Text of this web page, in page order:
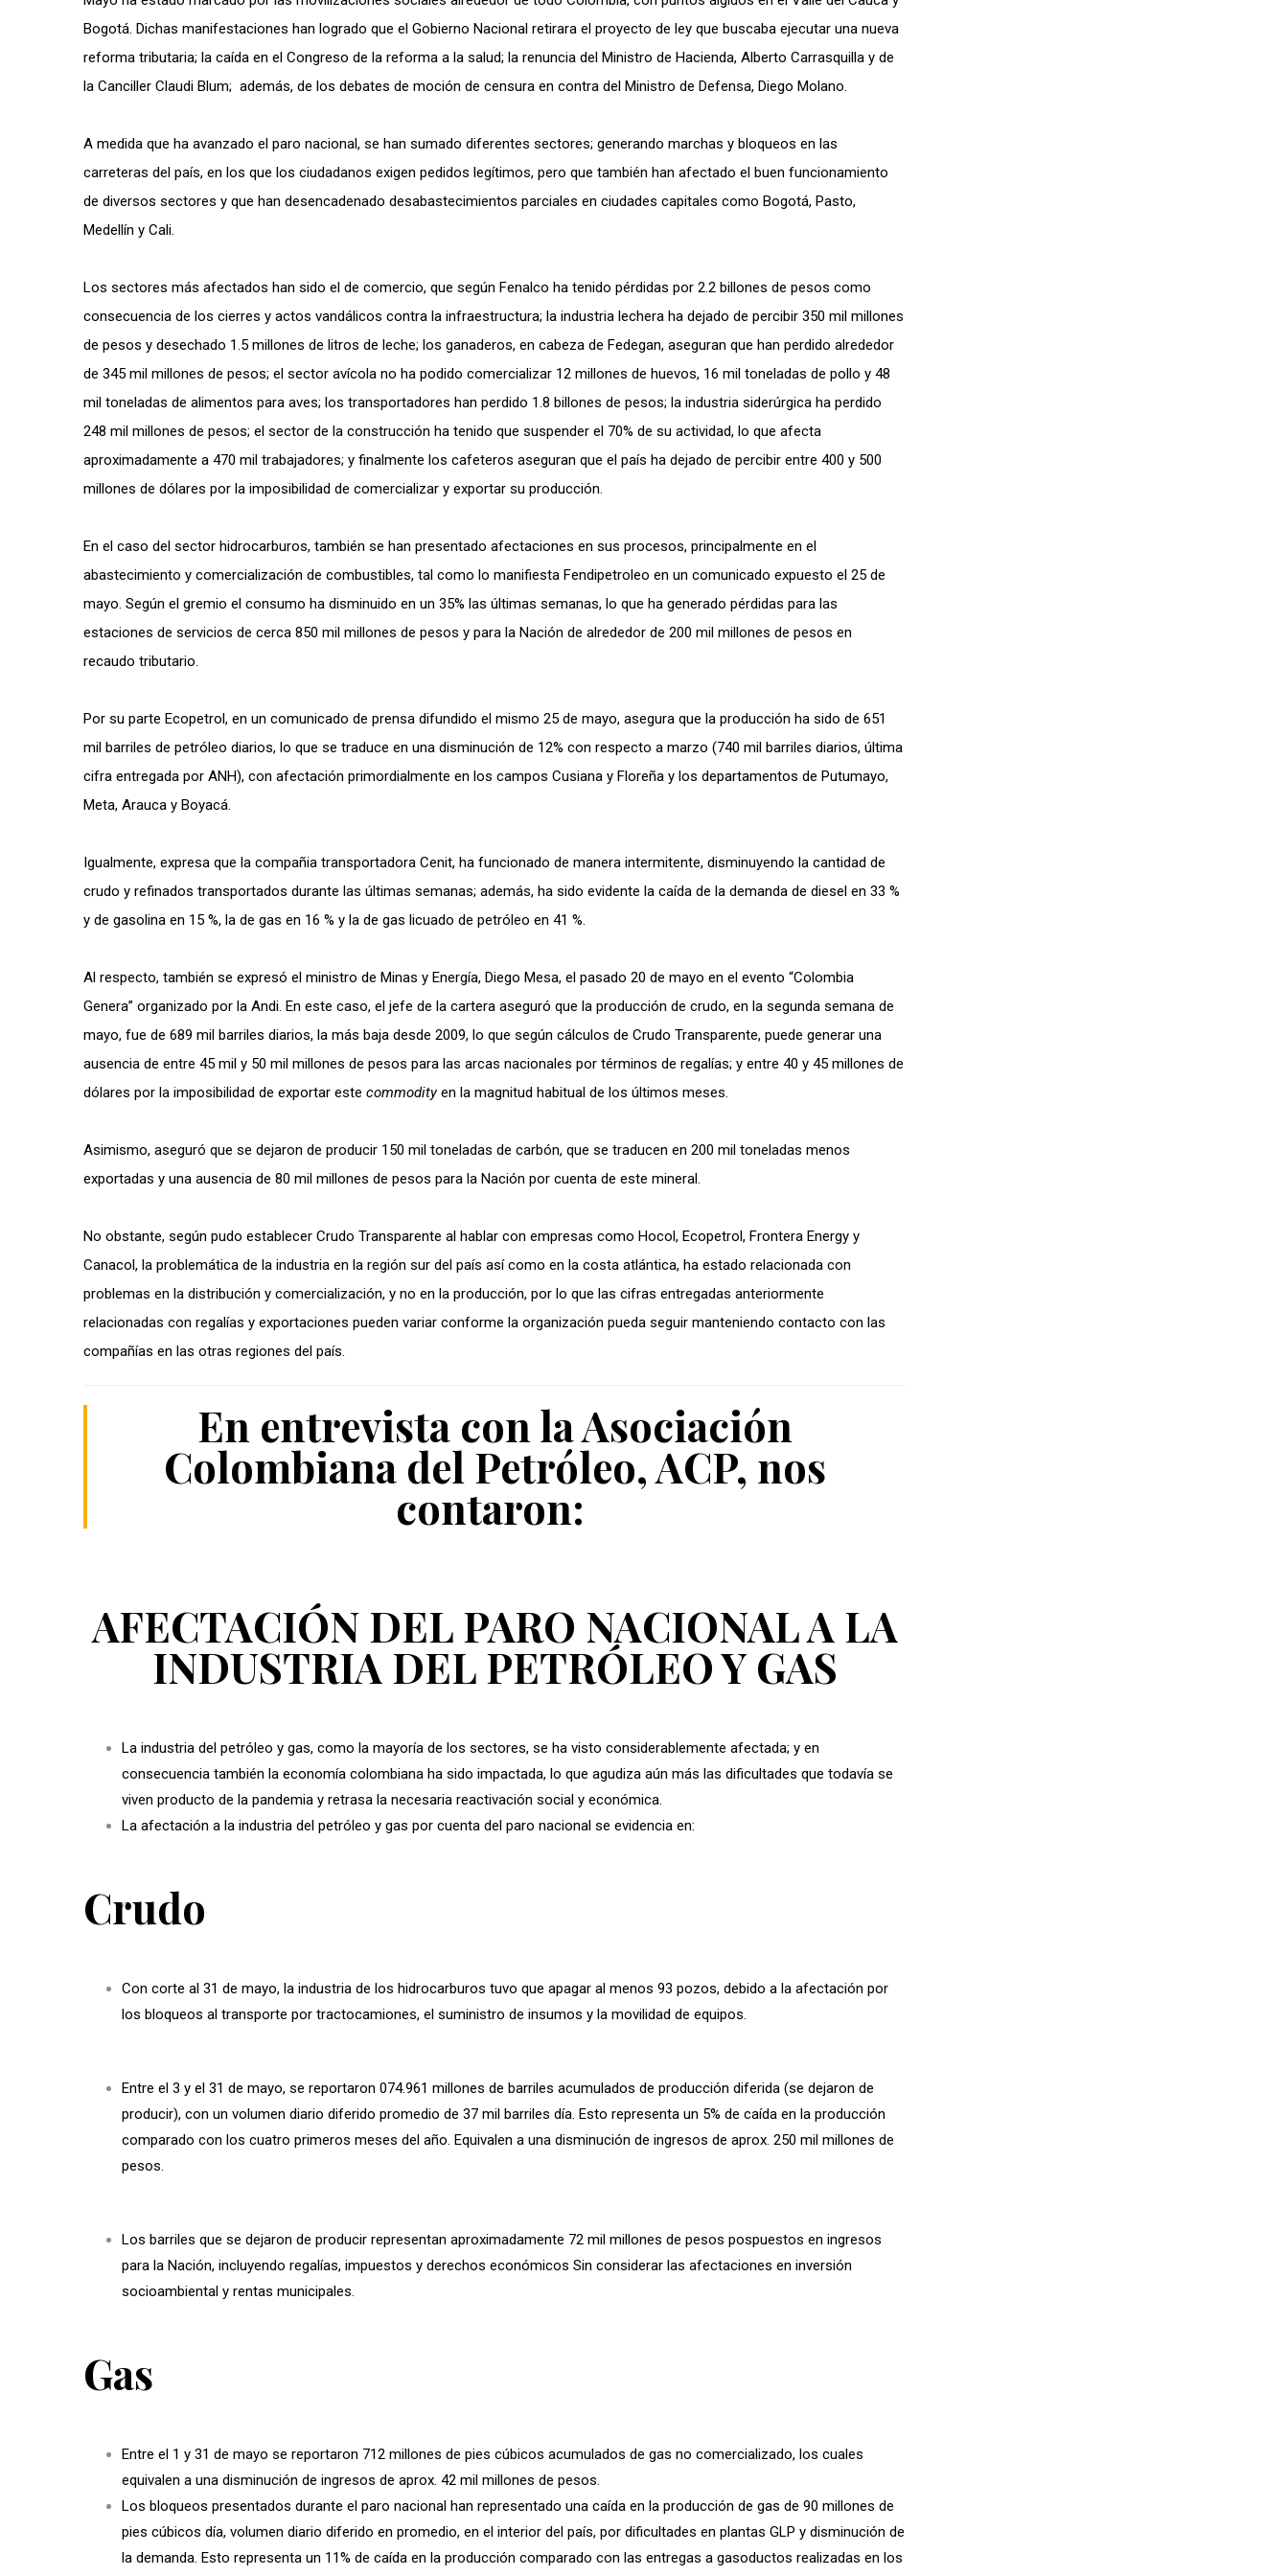
Bogotá. Dichas manifestaciones han logrado que el Gobierno Nacional retirara el proyecto de ley que buscaba ejecutar una nueva
reforma tributaria; la caída en el Congreso de la reforma a la salud; la renuncia del Ministro de Hacienda, Alberto Carrasquilla y de
la Canciller Claudi Blum; además, de los debates de moción de censura en contra del Ministro de Defensa, Diego Molano.
A medida que ha avanzado el paro nacional, se han sumado diferentes sectores; generando marchas y bloqueos en las
carreteras del país, en los que los ciudadanos exigen pedidos legítimos, pero que también han afectado el buen funcionamiento
de diversos sectores y que han desencadenado desabastecimientos parciales en ciudades capitales como Bogotá, Pasto,
Medellín y Cali.
Los sectores más afectados han sido el de comercio, que según Fenalco ha tenido pérdidas por 2.2 billones de pesos como
consecuencia de los cierres y actos vandálicos contra la infraestructura; la industria lechera ha dejado de percibir 350 mil millones
de pesos y desechado 1.5 millones de litros de leche; los ganaderos, en cabeza de Fedegan, aseguran que han perdido alrededor
de 345 mil millones de pesos; el sector avícola no ha podido comercializar 12 millones de huevos, 16 mil toneladas de pollo y 48
mil toneladas de alimentos para aves; los transportadores han perdido 1.8 billones de pesos; la industria siderúrgica ha perdido
248 mil millones de pesos; el sector de la construcción ha tenido que suspender el 70% de su actividad, lo que afecta
aproximadamente a 470 mil trabajadores; y finalmente los cafeteros aseguran que el país ha dejado de percibir entre 400 y 500
millones de dólares por la imposibilidad de comercializar y exportar su producción.
En el caso del sector hidrocarburos, también se han presentado afectaciones en sus procesos, principalmente en el
abastecimiento y comercialización de combustibles, tal como lo manifiesta Fendipetroleo en un comunicado expuesto el 25 de
mayo. Según el gremio el consumo ha disminuido en un 35% las últimas semanas, lo que ha generado pérdidas para las
estaciones de servicios de cerca 850 mil millones de pesos y para la Nación de alrededor de 200 mil millones de pesos en
recaudo tributario.
Por su parte Ecopetrol, en un comunicado de prensa difundido el mismo 25 de mayo, asegura que la producción ha sido de 651
mil barriles de petróleo diarios, lo que se traduce en una disminución de 12% con respecto a marzo (740 mil barriles diarios, última
cifra entregada por ANH), con afectación primordialmente en los campos Cusiana y Floreña y los departamentos de Putumayo,
Meta, Arauca y Boyacá.
Igualmente, expresa que la compañia transportadora Cenit, ha funcionado de manera intermitente, disminuyendo la cantidad de
crudo y refinados transportados durante las últimas semanas; además, ha sido evidente la caída de la demanda de diesel en 33 %
y de gasolina en 15 %, la de gas en 16 % y la de gas licuado de petróleo en 41 %.
Al respecto, también se expresó el ministro de Minas y Energía, Diego Mesa, el pasado 20 de mayo en el evento “Colombia
Genera” organizado por la Andi. En este caso, el jefe de la cartera aseguró que la producción de crudo, en la segunda semana de
mayo, fue de 689 mil barriles diarios, la más baja desde 2009, lo que según cálculos de Crudo Transparente, puede generar una
ausencia de entre 45 mil y 50 mil millones de pesos para las arcas nacionales por términos de regalías; y entre 40 y 45 millones de
dólares por la imposibilidad de exportar este commodityen la magnitud habitual de los últimos meses.
Asimismo, aseguró que se dejaron de producir 150 mil toneladas de carbón, que se traducen en 200 mil toneladas menos
exportadas y una ausencia de 80 mil millones de pesos para la Nación por cuenta de este mineral.
No obstante, según pudo establecer Crudo Transparente al hablar con empresas como Hocol, Ecopetrol, Frontera Energy y
Canacol, la problemática de la industria en la región sur del país así como en la costa atlántica, ha estado relacionada con
problemas en la distribución y comercialización, y no en la producción, por lo que las cifras entregadas anteriormente
relacionadas con regalías y exportaciones pueden variar conforme la organización pueda seguir manteniendo contacto con las
compañías en las otras regiones del país.
En entrevista con la Asociación
Colombiana del Petróleo, ACP, nos
contaron:
AFECTACIÓN DEL PARO NACIONAL A LA
INDUSTRIA DEL PETRÓLEO Y GAS
La industria del petróleo y gas, como la mayoría de los sectores, se ha visto considerablemente afectada; y en
consecuencia también la economía colombiana ha sido impactada, lo que agudiza aún más las dificultades que todavía se
viven producto de la pandemia y retrasa la necesaria reactivación social y económica.
La afectación a la industria del petróleo y gas por cuenta del paro nacional se evidencia en:
Crudo
Con corte al 31 de mayo, la industria de los hidrocarburos tuvo que apagar al menos 93 pozos, debido a la afectación por
los bloqueos al transporte por tractocamiones, el suministro de insumos y la movilidad de equipos.
Entre el 3 y el 31 de mayo, se reportaron 074.961 millones de barriles acumulados de producción diferida (se dejaron de
producir), con un volumen diario diferido promedio de 37 mil barriles día. Esto representa un 5% de caída en la producción
comparado con los cuatro primeros meses del año. Equivalen a una disminución de ingresos de aprox. 250 mil millones de
pesos.
Los barriles que se dejaron de producir representan aproximadamente 72 mil millones de pesos pospuestos en ingresos
para la Nación, incluyendo regalías, impuestos y derechos económicos Sin considerar las afectaciones en inversión
socioambiental y rentas municipales.
Gas
Entre el 1 y 31 de mayo se reportaron 712 millones de pies cúbicos acumulados de gas no comercializado, los cuales
equivalen a una disminución de ingresos de aprox. 42 mil millones de pesos.
Los bloqueos presentados durante el paro nacional han representado una caída en la producción de gas de 90 millones de
pies cúbicos día, volumen diario diferido en promedio, en el interior del país, por dificultades en plantas GLP y disminución de
la demanda. Esto representa un 11% de caída en la producción comparado con las entregas a gasoductos realizadas en los